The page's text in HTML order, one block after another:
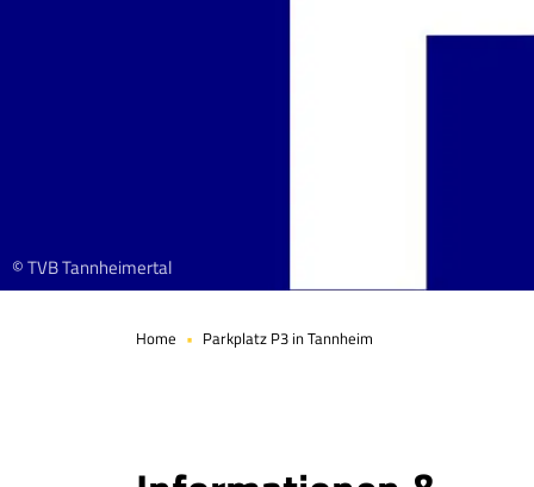
© TVB Tannheimertal
Home Parkplatz P3 in Tannheim